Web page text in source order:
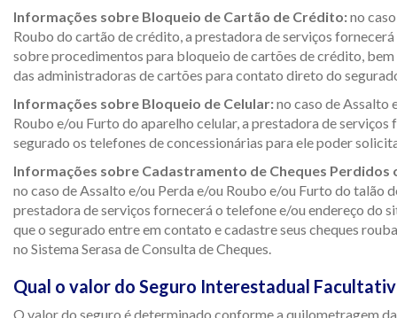
Informações sobre Bloqueio de Cartão de Crédito:no
Roubo do cartão de crédito, a prestadora de serviços
sobre procedimentos para bloqueio de cartões de crédito,
das administradoras de cartões para contato direto do
Informações sobre Bloqueio de Celular:no caso de Assalto
Roubo e/ou Furto do aparelho celular, a prestadora de serviços
segurado os telefones de concessionárias para ele poder
Informações sobre Cadastramento de Cheques Perdidos
no caso de Assalto e/ou Perda e/ou Roubo e/ou Furto do talão
prestadora de serviços fornecerá o telefone e/ou endereço do
que o segurado entre em contato e cadastre seus cheques
no Sistema Serasa de Consulta de Cheques.
Qual o valor do Seguro Interestadual
O valor do seguro é determinado conforme a quilometragem